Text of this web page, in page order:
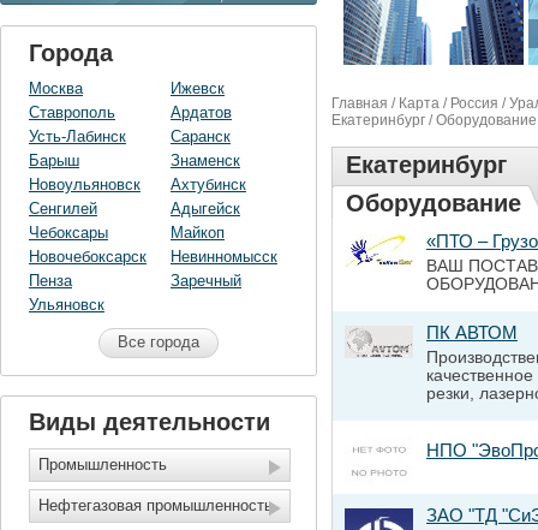
Города
Москва
Ставрополь
Усть-Лабинск
Барыш
Новоульяновск
Сенгилей
Чебоксары
Новочебоксарск
Пенза
Ульяновск
Ижевск
Ардатов
Саранск
Знаменск
Ахтубинск
Адыгейск
Майкоп
Невинномысск
Заречный
Все города
Виды деятельности
Промышленность
Нефтегазовая промышленность
Главная / Карта / Россия /
Екатеринбург / Оборудование
Екатеринбург
Оборудование
«ПТО –
ВАШ
ПК АВТОМ
резки,
НПО
ЗАО "ТД